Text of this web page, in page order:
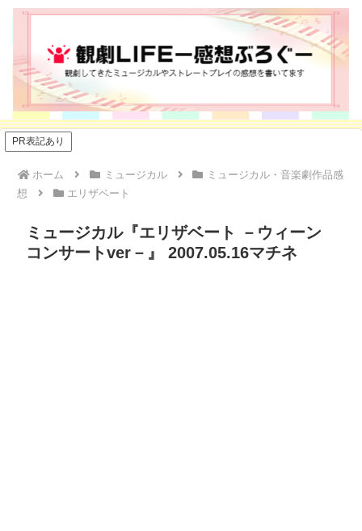
PR表記あり
ホーム ミュージカル
ミュージカル・音楽劇作品感
想
エリザベート
ミュージカル『エリザベート －ウィーン
コンサートver－』 2007.05.16マチネ